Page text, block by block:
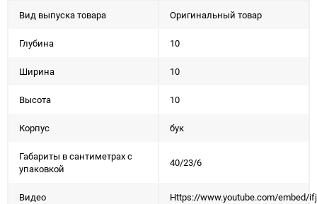
Вид выпуска товара Оригинальный товар
Глубина 10
Ширина 10
Высота 10
Корпус бук
Габариты в сантиметрах с
упаковкой
40/23/6
Видео Https://www.youtube.com/embed/